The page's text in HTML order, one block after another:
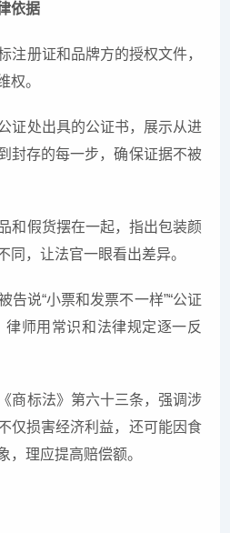
依据
注册证和品牌方的授权文件，
权。
证处出具的公证书，展示从进
封存的每一步，确保证据不被
和假货摆在一起，指出包装颜
同，让法官一眼看出差异。
告说“小票和发票不一样”“公证
律师用常识和法律规定逐一反
商标法》第六十三条，强调涉
仅损害经济利益，还可能因食
，理应提高赔偿额。